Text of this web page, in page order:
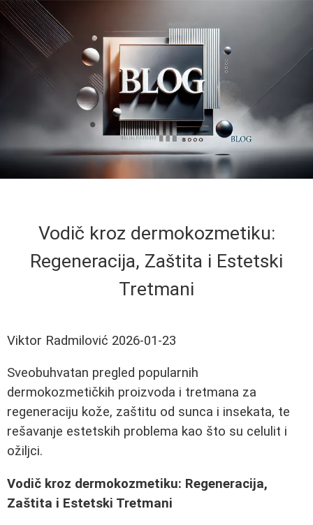
Vodič kroz dermokozmetiku:
Regeneracija, Zaštita i Estetski
Tretmani
Viktor Radmilović 2026-01-23
Sveobuhvatan pregled popularnih
dermokozmetičkih proizvoda i tretmana za
regeneraciju kože, zaštitu od sunca i insekata, te
rešavanje estetskih problema kao što su celulit i
ožiljci.
Vodič kroz dermokozmetiku: Regeneracija,
Zaštita i Estetski Tretmani